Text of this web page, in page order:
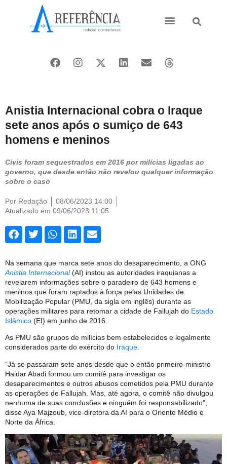
Anistia Internacional cobra o Iraque
sete anos após o sumiço de 643
homens e meninos
Civis foram sequestrados em 2016 por milícias ligadas ao
governo, que desde então não revelou qualquer informação
sobre o caso
Por Redação
08/06/2023 14:00
Atualizado em 09/06/2023 11:05
Na semana que marca sete anos do desaparecimento, a ONG
Anistia Internacional(AI) instou as autoridades iraquianas a
revelarem informações sobre o paradeiro de 643 homens e
meninos que foram raptados à força pelas Unidades de
Mobilização Popular (PMU, da sigla em inglês) durante as
operações militares para retomar a cidade de Fallujah do Estado
Islâmico (EI) em junho de 2016.
As PMU são grupos de milícias bem estabelecidos e legalmente
considerados parte do exército do Iraque.
“Já se passaram sete anos desde que o então primeiro-ministro
Haidar Abadi formou um comitê para investigar os
desaparecimentos e outros abusos cometidos pela PMU durante
as operações de Fallujah. Mas, até agora, o comitê não divulgou
nenhuma de suas conclusões e ninguém foi responsabilizado”,
disse Aya Majzoub, vice-diretora da AI para o Oriente Médio e
Norte da África.